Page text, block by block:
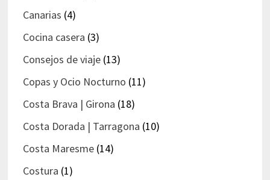
Canarias (4)
Cocina casera (3)
Consejos de viaje(13)
Copas y Ocio Nocturno (11)
Costa Brava | Girona (18)
Costa Dorada | Tarragona (10)
Costa Maresme(14)
Costura (1)